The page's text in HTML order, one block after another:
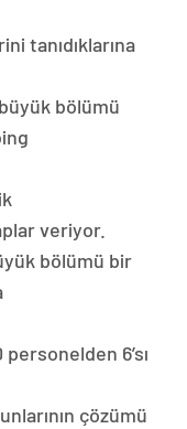
tanıdıklarına
bölümü
veriyor.
bölümü bir
personelden 6’sı
çözümü